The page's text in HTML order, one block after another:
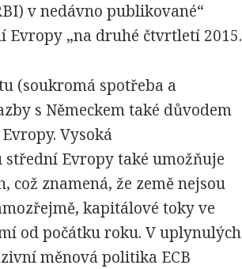
v nedávno publikované“
„na druhé čtvrtletí 2015.
(soukromá spotřeba a
s Německem také důvodem
Vysoká
Evropy také umožňuje
což znamená, že země nejsou
kapitálové toky ve
od počátku roku. V uplynulých
měnová politika ECB